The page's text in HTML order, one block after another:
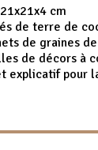
cm
de terre de
de graines
de décors à
explicatif pour